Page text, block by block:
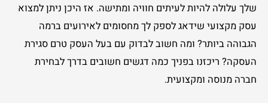
שלך עלולה להיות לעיתים חוויה ומתישה. אז היכן ניתן למצוא
עסק מקצועי שידאג לספק לך מחסומים לאירועים ברמה
הגבוהה ביותר? ומה חשוב לבדוק עם בעל העסק טרם סגירת
העסקה? ריכזנו בפניך כמה דגשים חשובים בדרך לבחירת
חברה מנוסה ומקצועית.